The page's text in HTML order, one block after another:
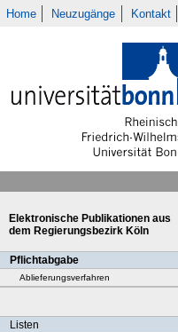
Home Neuzugänge Kontakt
Elektronische Publikationen aus
dem Regierungsbezirk Köln
Pflichtabgabe
Ablieferungsverfahren
Listen